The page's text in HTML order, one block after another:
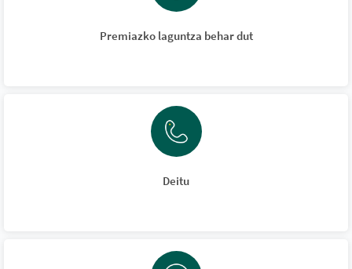
Premiazko laguntza behar dut
Deitu